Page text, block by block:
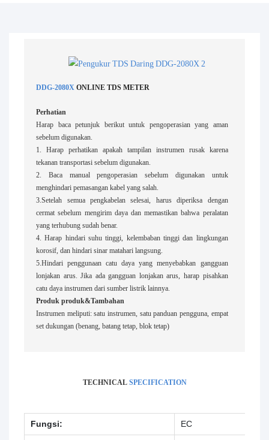
DDG-2080XONLINE TDS METER
Perhatian
Harap baca petunjuk berikut untuk pengoperasian yang aman
sebelum digunakan.
1. Harap perhatikan apakah tampilan instrumen rusak karena
tekanan transportasi sebelum digunakan.
2. Baca manual pengoperasian sebelum digunakan untuk
menghindari pemasangan kabel yang salah.
3.Setelah semua pengkabelan selesai, harus diperiksa dengan
cermat sebelum mengirim daya dan memastikan bahwa peralatan
yang terhubung sudah benar.
4. Harap hindari suhu tinggi, kelembaban tinggi dan lingkungan
korosif, dan hindari sinar matahari langsung.
5.Hindari penggunaan catu daya yang menyebabkan gangguan
lonjakan arus. Jika ada gangguan lonjakan arus, harap pisahkan
catu daya instrumen dari sumber listrik lainnya.
Produk produk&Tambahan
Instrumen meliputi: satu instrumen, satu panduan pengguna, empat
set dukungan (benang, batang tetap, blok tetap)
TECHNICAL SPECIFICATION
Fungsi: EC